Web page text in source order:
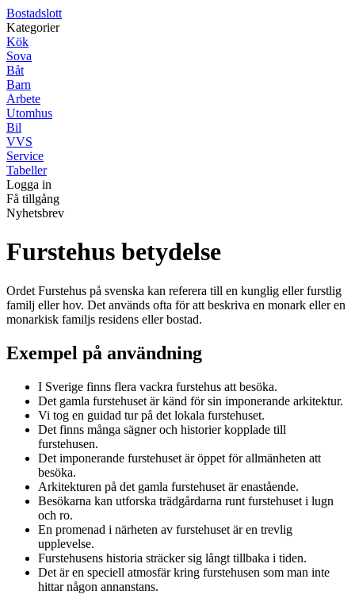
Bostadslott
Kategorier
Kök
Sova
Båt
Barn
Arbete
Utomhus
Bil
VVS
Service
Tabeller
Logga in
Få tillgång
Nyhetsbrev
Furstehus betydelse
Ordet Furstehus på svenska kan referera till en kunglig eller furstlig
familj eller hov. Det används ofta för att beskriva en monark eller en
monarkisk familjs residens eller bostad.
Exempel på användning
I Sverige finns flera vackra furstehus att besöka.
Det gamla furstehuset är känd för sin imponerande arkitektur.
Vi tog en guidad tur på det lokala furstehuset.
Det finns många sägner och historier kopplade till
furstehusen.
Det imponerande furstehuset är öppet för allmänheten att
besöka.
Arkitekturen på det gamla furstehuset är enastående.
Besökarna kan utforska trädgårdarna runt furstehuset i lugn
och ro.
En promenad i närheten av furstehuset är en trevlig
upplevelse.
Furstehusens historia sträcker sig långt tillbaka i tiden.
Det är en speciell atmosfär kring furstehusen som man inte
hittar någon annanstans.